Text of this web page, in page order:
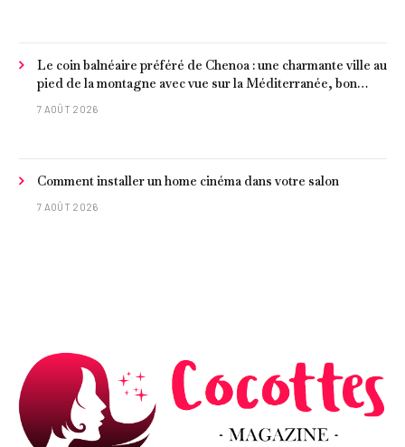
Le coin balnéaire préféré de Chenoa : une charmante ville au
pied de la montagne avec vue sur la Méditerranée, bon
poisson et criques isolées
7 AOÛT 2026
Comment installer un home cinéma dans votre salon
7 AOÛT 2026